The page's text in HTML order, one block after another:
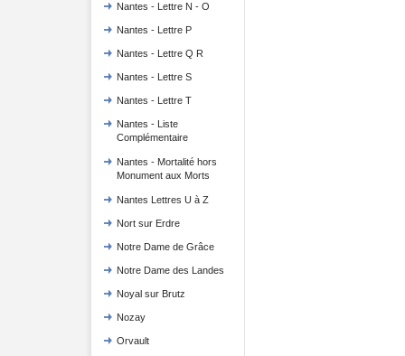
Nantes - Lettre N - O
Nantes - Lettre P
Nantes - Lettre Q R
Nantes - Lettre S
Nantes - Lettre T
Nantes - Liste
Complémentaire
Nantes - Mortalité hors
Monument aux Morts
Nantes Lettres U à Z
Nort sur Erdre
Notre Dame de Grâce
Notre Dame des Landes
Noyal sur Brutz
Nozay
Orvault